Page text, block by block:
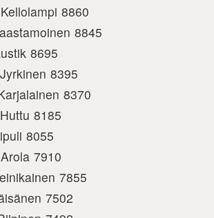
8860
8845
8695
8395
8370
8185
8055
7910
7855
7502